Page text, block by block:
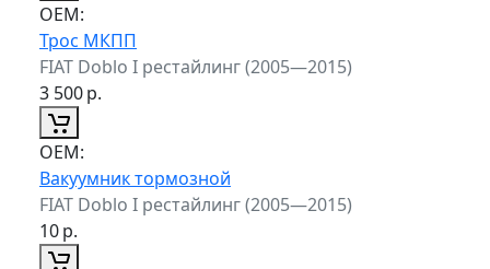
ОЕМ:
Трос МКПП
FIAT Doblo I рестайлинг (2005—2015)
3 500р.
ОЕМ:
Вакуумник тормозной
FIAT Doblo I рестайлинг (2005—2015)
10р.